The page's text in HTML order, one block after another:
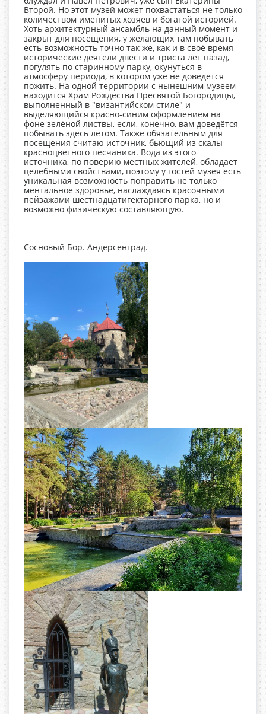
Второй. Но этот музей может похвастаться не только
количеством именитых хозяев и богатой историей.
Хоть архитектурный ансамбль на данный момент и
закрыт для посещения, у желающих там побывать
есть возможность точно так же, как и в своё время
исторические деятели двести и триста лет назад,
погулять по старинному парку, окунуться в
атмосферу периода, в котором уже не доведётся
пожить. На одной территории с нынешним музеем
находится Храм Рождества Пресвятой Богородицы,
выполненный в "византийском стиле" и
выделяющийся красно-синим оформлением на
фоне зелёной листвы, если, конечно, вам доведётся
побывать здесь летом. Также обязательным для
посещения считаю источник, бьющий из скалы
красноцветного песчаника. Вода из этого
источника, по поверию местных жителей, обладает
целебными свойствами, поэтому у гостей музея есть
уникальная возможность поправить не только
ментальное здоровье, наслаждаясь красочными
пейзажами шестнадцатигектарного парка, но и
возможно физическую составляющую.
Сосновый Бор. Андерсенград.